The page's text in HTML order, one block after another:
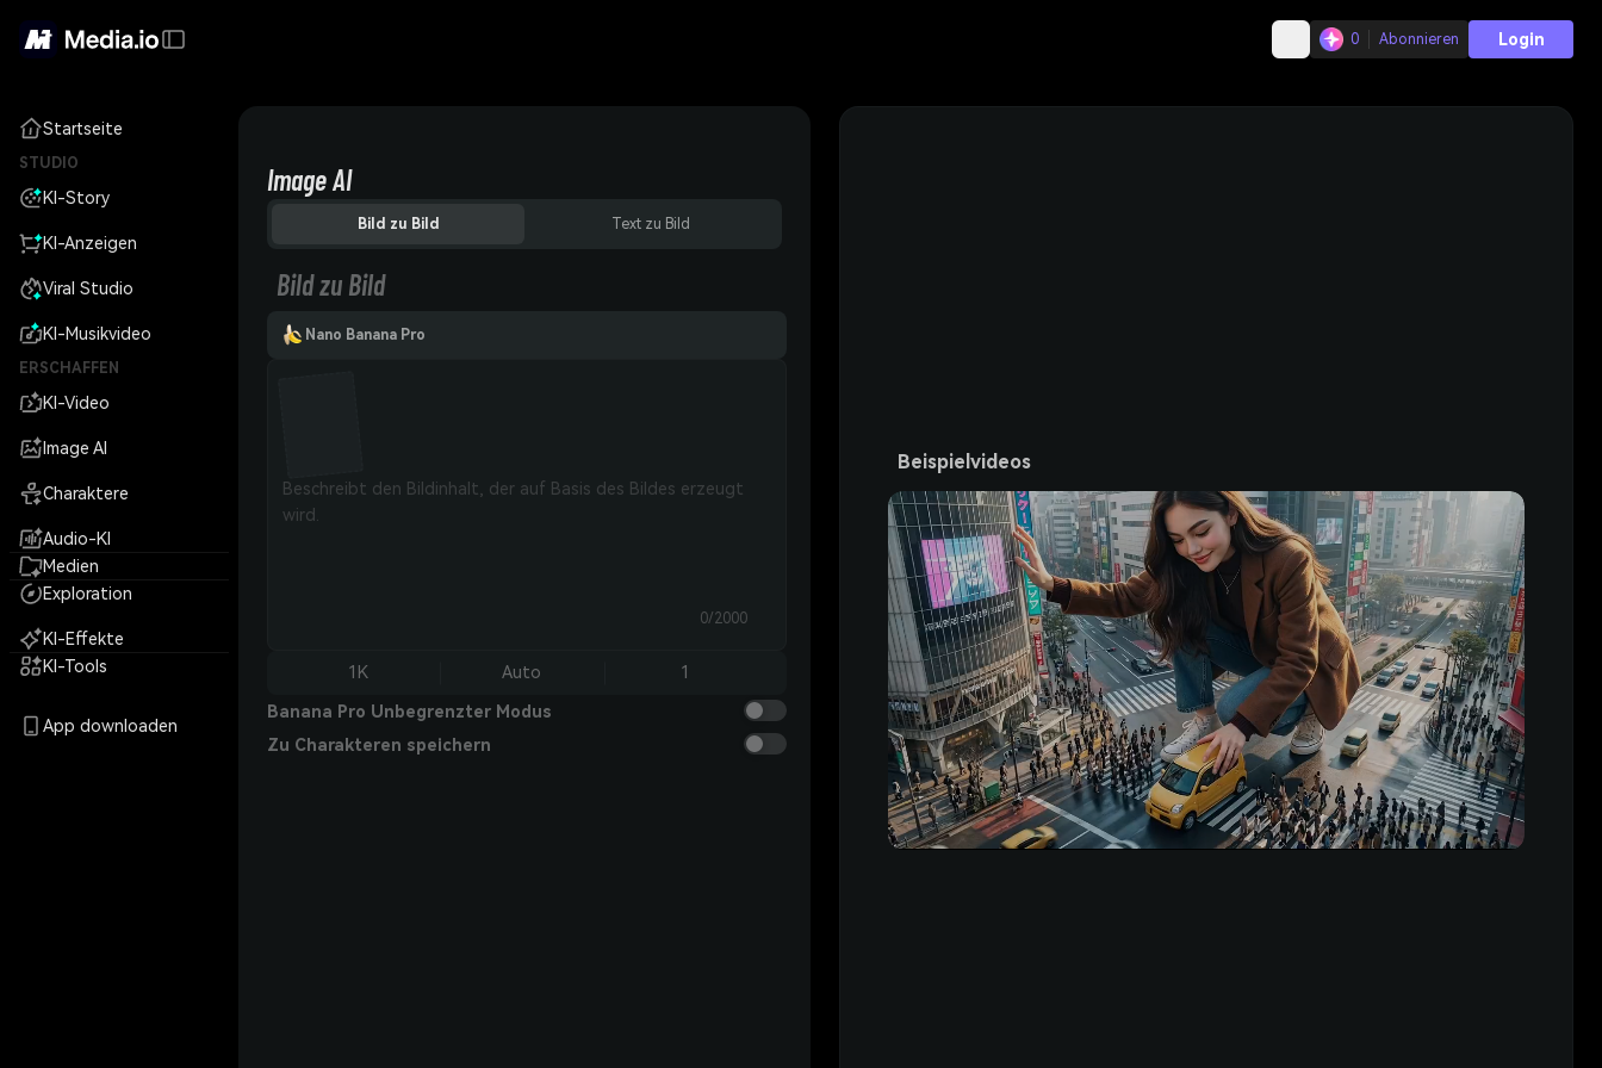
0 Abonnieren Login
Startseite
STUDIO
KI-Story
KI-Anzeigen
Viral Studio
KI-Musikvideo
ERSCHAFFEN
KI-Video
Image AI
Charaktere
Audio-KI
Medien
Exploration
KI-Effekte
KI-Tools
App downloaden
Image AI
Bild zu Bild Text zu Bild
Bild zu Bild
Nano Banana Pro
0/2000
1K Auto 1
Banana Pro Unbegrenzter Modus
Zu Charakteren speichern
Beispielvideos